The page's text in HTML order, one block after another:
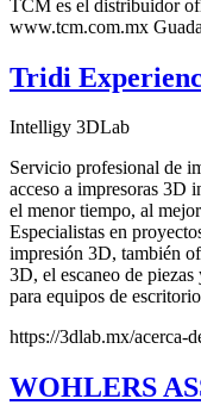
TCM es el distribuidor
www.tcm.com.mx
Tridi
Intelligy 3DLab
Servicio profesional de
acceso a impresoras 3D
el menor tiempo, al
Especialistas en
impresión 3D, también
3D, el escaneo de
para equipos de
https://3dlab.mx/acerca-
WOHLERS